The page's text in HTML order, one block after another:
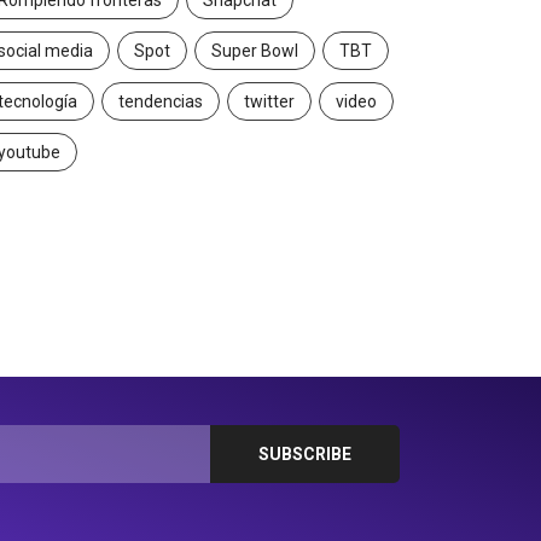
07/16 2026/06/23
media Spot Super Bowl TBT
tendencias twitter video